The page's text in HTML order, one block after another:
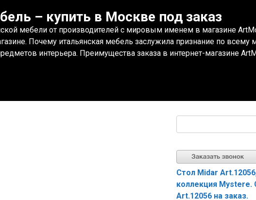
– купить в Москве под заказ
мебели от производителей с мировым именем в магазине
Почему итальянская мебель заслужила признание по всему
интерьера. Преимущества заказа в интернет-магазине
Стол Midar
коллекция Mystere.
Art.12056 на заказ.